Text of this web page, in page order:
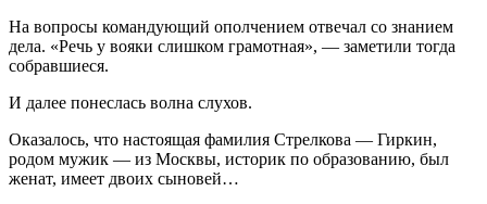
На вопросы командующий ополчением отвечал со знанием
дела. «Речь у вояки слишком грамотная», — заметили тогда
собравшиеся.
И далее понеслась волна слухов.
Оказалось, что настоящая фамилия Стрелкова — Гиркин,
родом мужик — из Москвы, историк по образованию, был
женат, имеет двоих сыновей…